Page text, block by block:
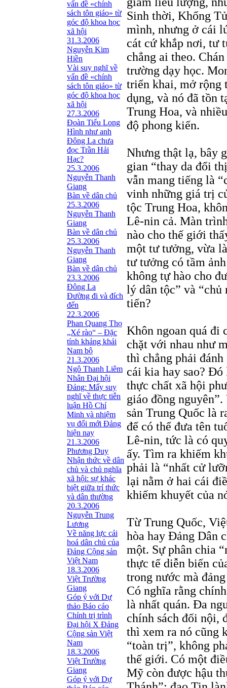
vấn đề «chính
sách tôn giáo» từ
góc độ khoa học
xã hội
31.3.2006
Nguyễn Kim
Hiền
Vài suy nghĩ về
vấn đề «chính
sách tôn giáo» từ
góc độ khoa học
xã hội
27.3.2006
Đoàn Tiểu Long
Hình như anh
Đông La chưa
đọc Trần Hải
Hạc?
25.3.2006
Nguyễn Thanh
Giang
Bàn về dân chủ
25.3.2006
Nguyễn Thanh
Giang
Bàn về dân chủ
25.3.2006
Nguyễn Thanh
Giang
Bàn về dân chủ
23.3.2006
Đông La
Đường đi và đích
đến
22.3.2006
Phan Quang Thọ
„Xé rào“ – Đặc
tính khảng khái
Nam bộ
21.3.2006
Ngô Thanh Liêm
Nhân Đại hội
Đảng: Mấy suy
nghĩ về thực tiễn
luận Hồ Chí
Minh và nhiệm
vụ đổi mới Đảng
hiện nay
21.3.2006
Phương Duy
Nhận thức về dân
chủ và chủ nghĩa
xã hội: sự khác
biệt giữa trí thức
và dân thường
20.3.2006
Nguyễn Trung
Lương
Về năng lực cải
hoá dân chủ của
Đảng Cộng sản
Việt Nam
18.3.2006
Việt Trường
Giang
Góp ý với Dự
thảo Báo cáo
Chính trị trình
Đại hội X Đảng
Cộng sản Việt
Nam
18.3.2006
Việt Trường
Giang
Góp ý với Dự
Sinh thời, Khổng
mình, nhưng ở cái
cát cứ khắp nơi, tư
chẳng ai theo.
trường dạy học.
triển khai, mở rộng
dụng, và nó đã tồn
Trung Hoa, và
độ phong kiến.
Nhưng thật lạ, bây
gian “thay da đổi
vẫn mang tiếng là
vinh những giá trị
tộc Trung Hoa,
Lê-nin cả. Màn
nào cho thế giới
một tư tưởng, vừa
tư tưởng có tầm
không tự hào cho
lý dân tộc” và “chủ
tiến?
Khôn ngoan quá đi
chặt với nhau như
thì chẳng phải
cái kia hay sao?
thực chất xã hội
giáo đồng
sản Trung Quốc là
để có thể đưa tên
Lê-nin, tức là có
ấy. Tìm ra khiếm
phải là “nhất cử
lại nằm ở hai cái
khiếm khuyết của
Từ Trung Quốc,
hòa hay Đảng Dân
một. Sự phân chia
thực tế diễn biến
trong nước mà
Có nghĩa rằng
là nhất quán. Đa
chính sách đối nội,
thì xem ra nó cũng
“toàn trị”, không
thế giới. Có một
Mỹ còn được hậu